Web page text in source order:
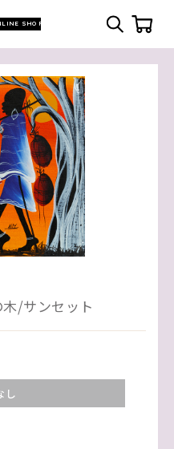
SHOP
/サンセット
し